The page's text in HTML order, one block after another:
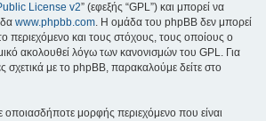
License v2” (εφεξής “GPL”) και μπορεί να
www.phpbb.com. Η ομάδα του phpBB δεν μπορεί
περιεχόμενο και τους στόχους, τους οποίους ο
ακολουθεί λόγω των κανονισμών του GPL. Για
σχετικά με το phpBB, παρακαλούμε δείτε στο
οποιασδήποτε μορφής περιεχόμενο που είναι